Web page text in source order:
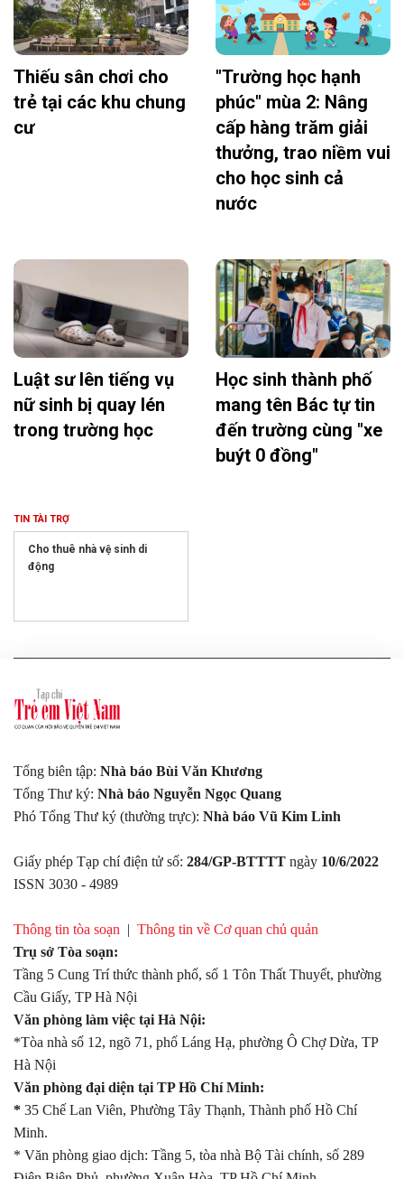
Thiếu sân chơi cho
trẻ tại các khu chung
cư
"Trường học hạnh
phúc" mùa 2: Nâng
cấp hàng trăm giải
thưởng, trao niềm vui
cho học sinh cả
nước
Luật sư lên tiếng vụ
nữ sinh bị quay lén
trong trường học
Học sinh thành phố
mang tên Bác tự tin
đến trường cùng "xe
buýt 0 đồng"
TIN TÀI TRỢ
Cho thuê nhà vệ sinh di
động
Tổng biên tập: Nhà báo Bùi Văn Khương
Tổng Thư ký: Nhà báo Nguyễn Ngọc Quang
Phó Tổng Thư ký (thường trực): Nhà báo Vũ Kim Linh
Giấy phép Tạp chí điện tử số: 284/GP-BTTTT ngày 10/6/2022
ISSN 3030 - 4989
Thông tin tòa soạn | Thông tin về Cơ quan chủ quản
Trụ sở Tòa soạn:
Tầng 5 Cung Trí thức thành phố, số 1 Tôn Thất Thuyết, phường
Cầu Giấy, TP Hà Nội
Văn phòng làm việc tại Hà Nội:
*Tòa nhà số 12, ngõ 71, phố Láng Hạ, phường Ô Chợ Dừa, TP
Hà Nội
Văn phòng đại diện tại TP Hồ Chí Minh:
* 35 Chế Lan Viên, Phường Tây Thạnh, Thành phố Hồ Chí
Minh.
* Văn phòng giao dịch: Tầng 5, tòa nhà Bộ Tài chính, số 289